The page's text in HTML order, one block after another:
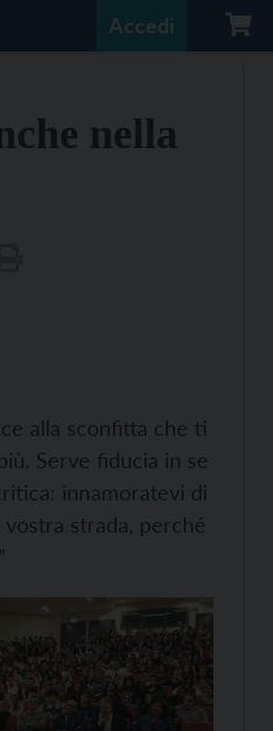
Accedi
nella
alla sconfitta che ti
Serve fiducia in se
innamoratevi di
strada, perché